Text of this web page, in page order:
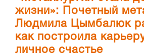
жизни»: Почетный
Людмила Цымбалюк
как построила
личное счастье